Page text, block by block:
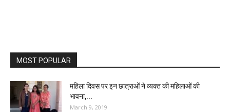
MOST POPULAR
महिला दिवस पर इन छात्राओं ने व्यक्त की महिलाओं की
भावना,...
March 9, 2019